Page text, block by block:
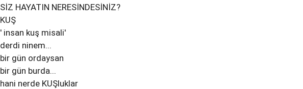
SİZ HAYATIN NERESİNDESİNİZ?
KUŞ
' insan kuş misali'
derdi ninem...
bir gün ordaysan
bir gün burda...
hani nerde KUŞluklar